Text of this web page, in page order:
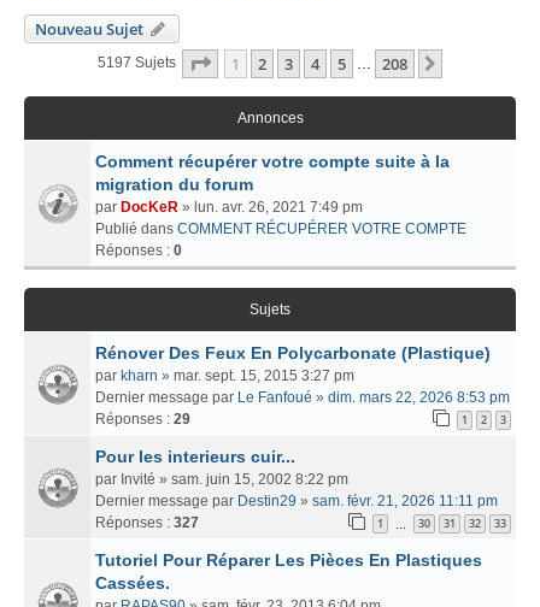
Nouveau Sujet
5197 Sujets Page 1Sur 208
1 2 3 4 5 … 208
Annonces
Comment récupérer votre compte suite à la
migration du forum
par DocKeR » lun. avr. 26, 2021 7:49 pm
Publié dans COMMENT RÉCUPÉRER VOTRE COMPTE
Réponses : 0
Sujets
Rénover Des Feux En Polycarbonate (Plastique)
par kharn » mar. sept. 15, 2015 3:27 pm
Dernier message par Le Fanfoué » dim. mars 22, 2026 8:53 pm
Réponses : 29 1 2 3
Pour les interieurs cuir...
par Invité » sam. juin 15, 2002 8:22 pm
Dernier message par Destin29 » sam. févr. 21, 2026 11:11 pm
Réponses : 327 1 30 31 32 33
Tutoriel Pour Réparer Les Pièces En Plastiques
Cassées.